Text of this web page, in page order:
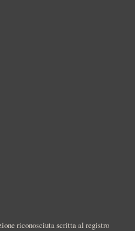
riconosciuta scritta al registro